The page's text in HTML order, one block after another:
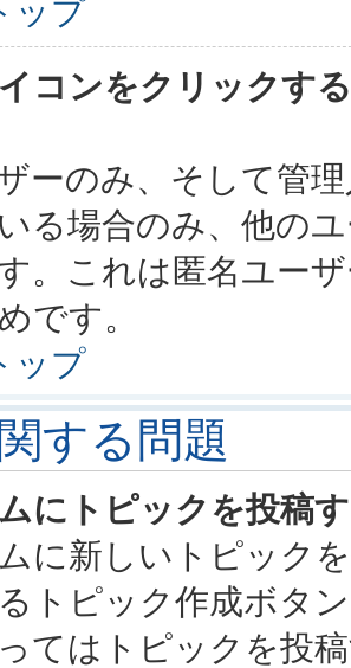
ップ
コンをクリックす
ーのみ、そして管
る場合のみ、他の
。これは匿名ユー
です。
ップ
する問題
にトピックを投稿
に新しいトピック
トピック作成ボタ
てはトピックを投